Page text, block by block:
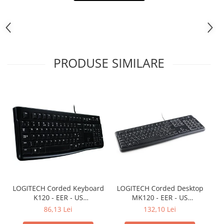
PRODUSE SIMILARE
LOGITECH Corded Keyboard
K120 - EER - US
International layout
86,13 Lei
LOGITECH Corded Desktop
MK120 - EER - US
International layout
132,10 Lei